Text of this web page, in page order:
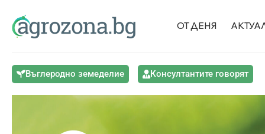
ОТ ДЕНЯ
Въглеродно земеделие Консултантите говорят